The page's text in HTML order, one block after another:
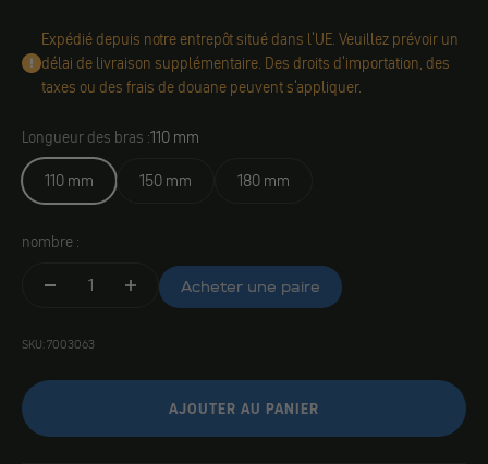
Expédié depuis notre entrepôt situé dans l'UE. Veuillez prévoir un
délai de livraison supplémentaire. Des droits d'importation, des
taxes ou des frais de douane peuvent s'appliquer.
Longueur des bras :110 mm
110 mm
150 mm 180 mm
nombre :
Acheter une paire
SKU: 7003063
AJOUTER AU PANIER